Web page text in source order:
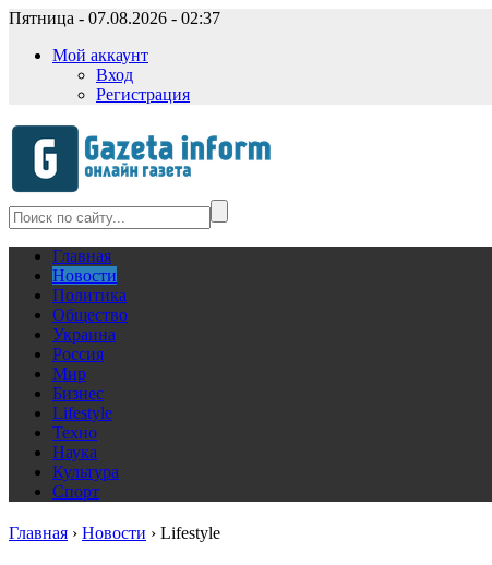
Пятница - 07.08.2026 - 02:37
Мой аккаунт
Вход
Регистрация
Главная
Новости
Политика
Общество
Украина
Россия
Мир
Бизнес
Lifestyle
Техно
Наука
Культура
Спорт
Главная › Новости › Lifestyle